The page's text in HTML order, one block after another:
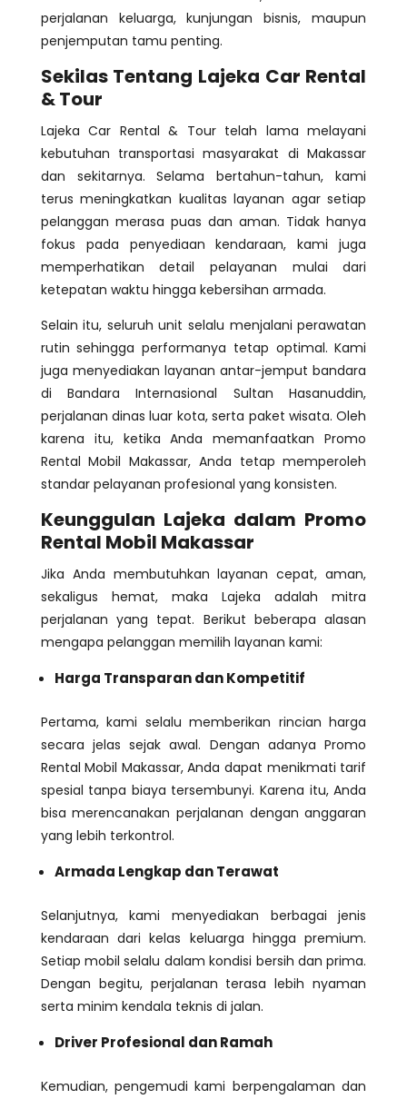
perjalanan keluarga, kunjungan bisnis, maupun
penjemputan tamu penting.
Sekilas Tentang Lajeka Car Rental
& Tour
Lajeka Car Rental & Tour telah lama melayani
kebutuhan transportasi masyarakat di Makassar
dan sekitarnya. Selama bertahun-tahun, kami
terus meningkatkan kualitas layanan agar setiap
pelanggan merasa puas dan aman. Tidak hanya
fokus pada penyediaan kendaraan, kami juga
memperhatikan detail pelayanan mulai dari
ketepatan waktu hingga kebersihan armada.
Selain itu, seluruh unit selalu menjalani perawatan
rutin sehingga performanya tetap optimal. Kami
juga menyediakan layanan antar-jemput bandara
di Bandara Internasional Sultan Hasanuddin,
perjalanan dinas luar kota, serta paket wisata. Oleh
karena itu, ketika Anda memanfaatkan Promo
Rental Mobil Makassar, Anda tetap memperoleh
standar pelayanan profesional yang konsisten.
Keunggulan Lajeka dalam Promo
Rental Mobil Makassar
Jika Anda membutuhkan layanan cepat, aman,
sekaligus hemat, maka Lajeka adalah mitra
perjalanan yang tepat. Berikut beberapa alasan
mengapa pelanggan memilih layanan kami:
Harga Transparan dan Kompetitif
Pertama, kami selalu memberikan rincian harga
secara jelas sejak awal. Dengan adanya Promo
Rental Mobil Makassar, Anda dapat menikmati tarif
spesial tanpa biaya tersembunyi. Karena itu, Anda
bisa merencanakan perjalanan dengan anggaran
yang lebih terkontrol.
Armada Lengkap dan Terawat
Selanjutnya, kami menyediakan berbagai jenis
kendaraan dari kelas keluarga hingga premium.
Setiap mobil selalu dalam kondisi bersih dan prima.
Dengan begitu, perjalanan terasa lebih nyaman
serta minim kendala teknis di jalan.
Driver Profesional dan Ramah
Kemudian, pengemudi kami berpengalaman dan